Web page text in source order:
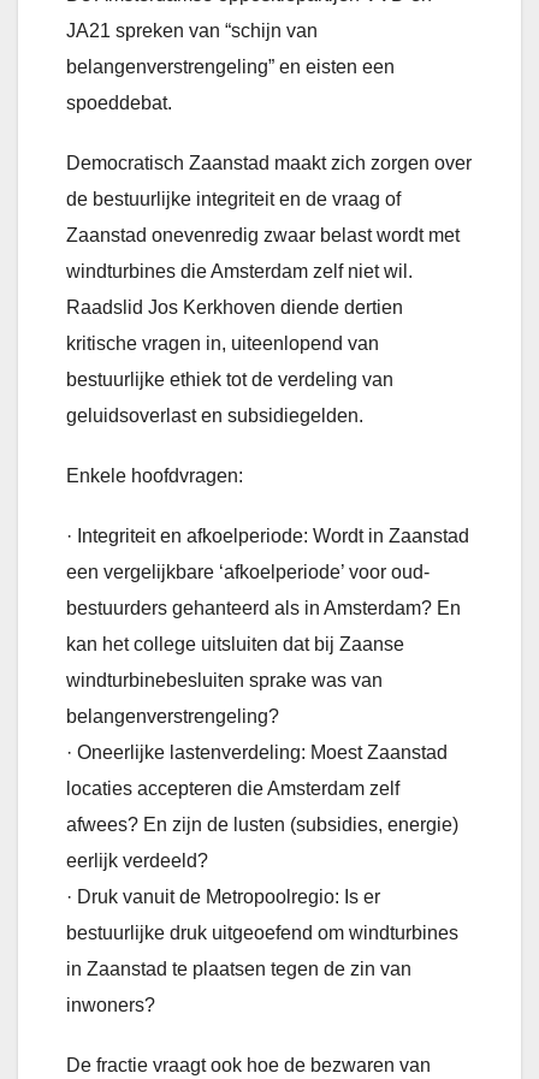
JA21 spreken van “schijn van
belangenverstrengeling” en eisten een
spoeddebat.
Democratisch Zaanstad maakt zich zorgen over
de bestuurlijke integriteit en de vraag of
Zaanstad onevenredig zwaar belast wordt met
windturbines die Amsterdam zelf niet wil.
Raadslid Jos Kerkhoven diende dertien
kritische vragen in, uiteenlopend van
bestuurlijke ethiek tot de verdeling van
geluidsoverlast en subsidiegelden.
Enkele hoofdvragen:
· Integriteit en afkoelperiode: Wordt in Zaanstad
een vergelijkbare ‘afkoelperiode’ voor oud-
bestuurders gehanteerd als in Amsterdam? En
kan het college uitsluiten dat bij Zaanse
windturbinebesluiten sprake was van
belangenverstrengeling?
· Oneerlijke lastenverdeling: Moest Zaanstad
locaties accepteren die Amsterdam zelf
afwees? En zijn de lusten (subsidies, energie)
eerlijk verdeeld?
· Druk vanuit de Metropoolregio: Is er
bestuurlijke druk uitgeoefend om windturbines
in Zaanstad te plaatsen tegen de zin van
inwoners?
De fractie vraagt ook hoe de bezwaren van